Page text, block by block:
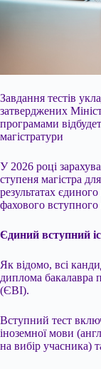
Завдання тестів
затверджених
програмами
магістратури
У 2026 році
ступеня магістра
результатах
фахового
Єдиний вступний
Як відомо, всі
диплома бакалавра
(ЄВІ).
Вступний тест
іноземної мови
на вибір учасника)